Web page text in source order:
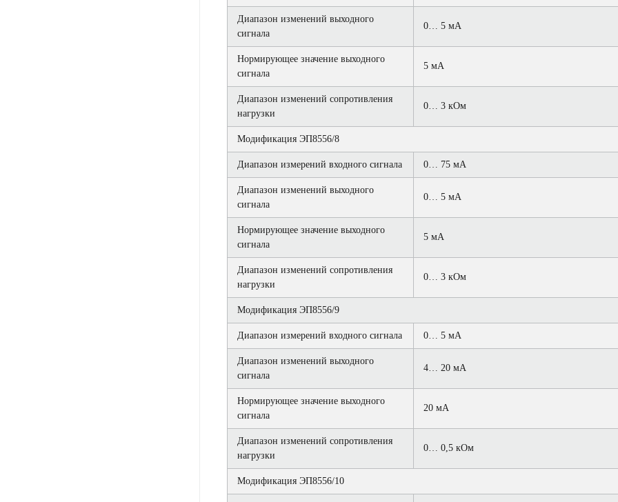
Диапазон изменений выходного
сигнала
0… 5 мА
Нормирующее значение выходного
сигнала
5 мА
Диапазон изменений сопротивления
нагрузки
0… 3 кОм
Модификация ЭП8556/8
Диапазон измерений входного сигнала 0… 75 мА
Диапазон изменений выходного
сигнала
0… 5 мА
Нормирующее значение выходного
сигнала
5 мА
Диапазон изменений сопротивления
нагрузки
0… 3 кОм
Модификация ЭП8556/9
Диапазон измерений входного сигнала 0… 5 мА
Диапазон изменений выходного
сигнала
4… 20 мА
Нормирующее значение выходного
сигнала
20 мА
Диапазон изменений сопротивления
нагрузки
0… 0,5 кОм
Модификация ЭП8556/10